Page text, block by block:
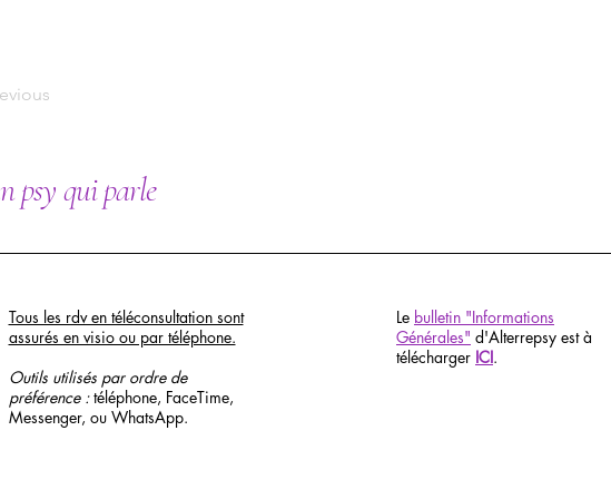
psy qui parle
Tous les rdv en téléconsultation sont
assurés en visio ou par téléphone.
Outils utilisés par ordre de
préférence :téléphone, FaceTime,
Messenger, ou WhatsApp.
Le bulletin "Informations
Générales" d'Alterrepsy est à
télécharger ICI.